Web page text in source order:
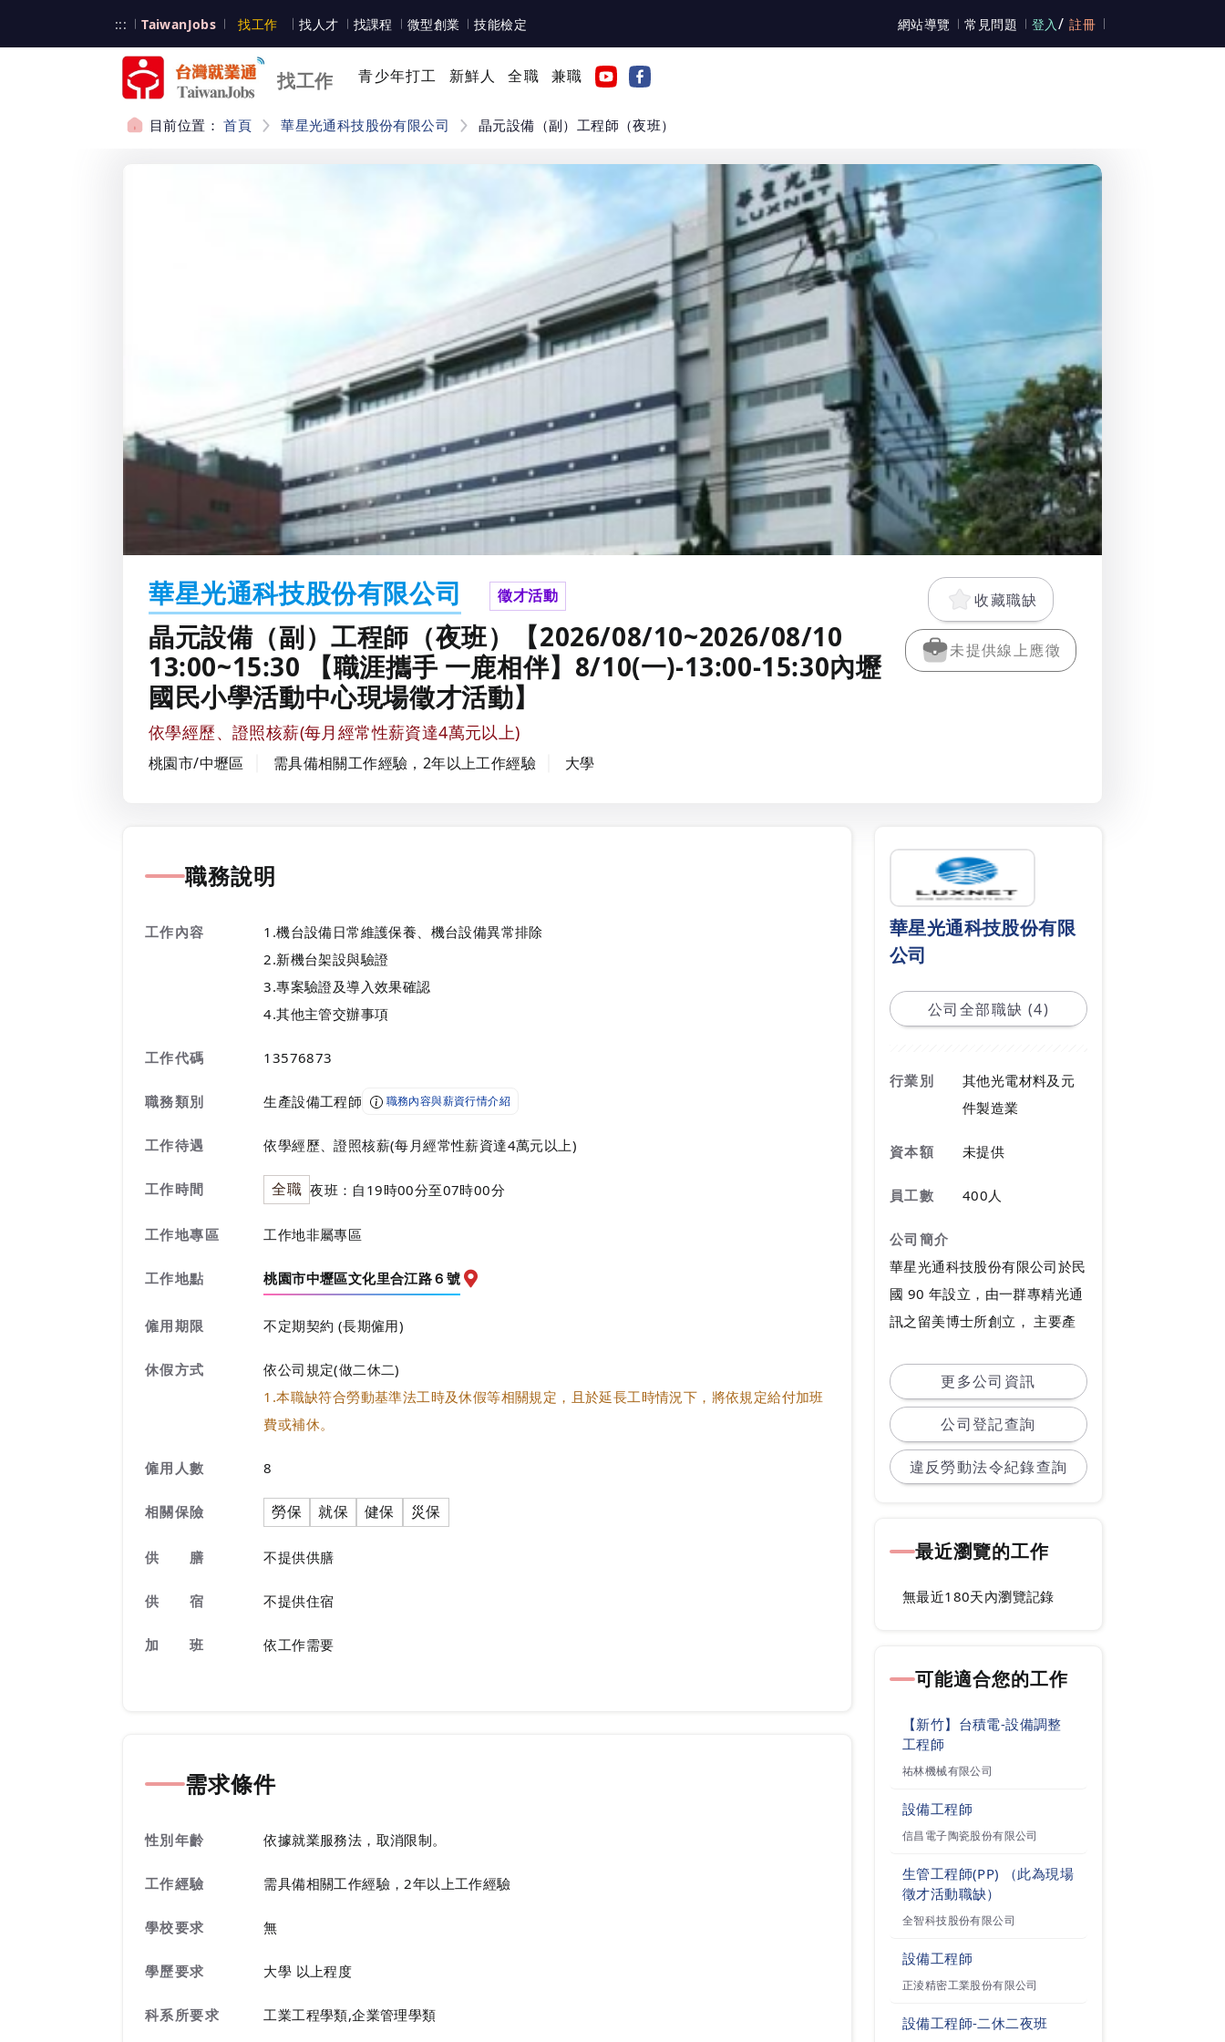
::: TaiwanJobs 台灣就業通
找工作 台灣就業通
找人才 找課程 微型創業 技能檢定 網站導覽 常見問題 登入 / 註冊
找工作 青少年打工 新鮮人 全職 兼職
目前位置：首頁 華星光通科技股份有限公司 晶元設備（副）工程師（夜班）
華星光通科技股份有限公司 徵才活動
晶元設備（副）工程師（夜班）【2026/08/10~2026/08/10
13:00~15:30 【職涯攜手 一鹿相伴】8/10(一)-13:00-15:30內壢
國民小學活動中心現場徵才活動】
依學經歷、證照核薪(每月經常性薪資達4萬元以上)
桃園市/中壢區 需具備相關工作經驗，2年以上工作經驗 大學
收藏職缺
未提供線上應徵
職務說明
工作內容
1.機台設備日常維護保養、機台設備異常排除
2.新機台架設與驗證
3.專案驗證及導入效果確認
4.其他主管交辦事項
工作代碼 13576873
職務類別 生產設備工程師 職務內容與薪資行情介紹
工作待遇 依學經歷、證照核薪(每月經常性薪資達4萬元以上)
工作時間 全職 夜班：自19時00分至07時00分
工作地專區 工作地非屬專區
工作地點 桃園市中壢區文化里合江路６號前往查看地圖
僱用期限 不定期契約 (長期僱用)
休假方式
依公司規定(做二休二)
1.本職缺符合勞動基準法工時及休假等相關規定，且於延長工時情況下，將依規定給付加班
費或補休。
僱用人數 8
相關保險 勞保 就保 健保 災保
供 膳 不提供供膳
供 宿 不提供住宿
加 班 依工作需要
需求條件
性別年齡 依據就業服務法，取消限制。
工作經驗 需具備相關工作經驗，2年以上工作經驗
學校要求 無
學歷要求 大學 以上程度
科系所要求 工業工程學類,企業管理學類
華星光通科技股份有限
公司
公司全部職缺 (4)
行業別
其他光電材料及元
件製造業
資本額 未提供
員工數 400人
公司簡介
華星光通科技股份有限公司於民
國 90 年設立，由一群專精光通
訊之留美博士所創立， 主要產
場為北美、日本及大陸，成立以
來累積許多重要的客戶群，彼此
以誠信為原則，共同追求長久信
任的合作關係。
79)擁有優秀的經營團隊，技術
電產品獎，營運及獲利逐年提
成長的空間，歡迎優秀的夥伴一
觀，包括一顧客、二誠信、三創
新、四團隊；致力於建立一個高
效率、積極且卓越的企業文化，
讓每位員工皆能在這樣的環境中
貢獻與成長。
更多公司資訊
公司登記查詢
違反勞動法令紀錄查詢
最近瀏覽的工作
無最近180天內瀏覽記錄
可能適合您的工作
【新竹】台積電-設備調整
工程師
祐林機械有限公司
設備工程師
信昌電子陶瓷股份有限公司
生管工程師(PP) （此為現場
徵才活動職缺）
全智科技股份有限公司
設備工程師
正淩精密工業股份有限公司
設備工程師-二休二夜班